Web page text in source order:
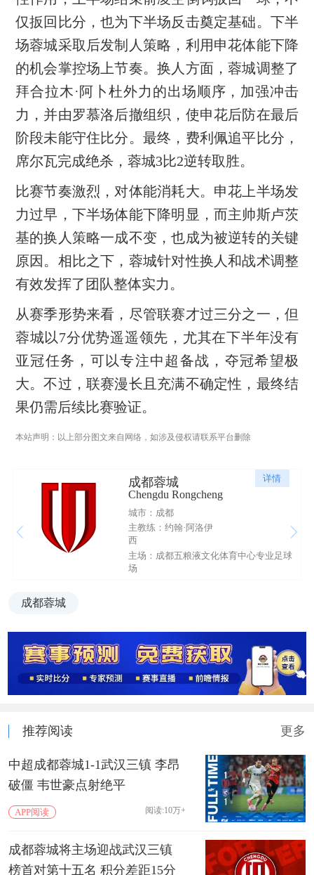
仅扳回比分，也为下半场反击奠定基础。下半
场蓉城采取后发制人策略，利用申花体能下降
的机会掌控场上节奏。换人方面，蓉城调整了
拜合拉木·阿卜杜外力的出场顺序，加强冲击
力，并由罗慕洛后撤组织，使申花后防在最后
阶段未能守住比分。最终，费利佩追平比分，
席尔瓦完成绝杀，蓉城3比2逆转取胜。
比赛节奏激烈，对体能消耗大。申花上半场发
力过早，下半场体能下降明显，而主帅斯卢茨
基的换人策略一成不变，也成为被逆转的关键
原因。相比之下，蓉城针对性换人和战术调整
有效发挥了团队整体实力。
从赛季形势来看，尽管联赛才过三分之一，但
蓉城以7分优势遥遥领先，尤其在下半年没有
亚冠任务，可以专注中超备战，夺冠希望极
大。不过，联赛漫长且充满不确定性，最终结
果仍需后续比赛验证。
本站声明：以上部分图文来自网络，如涉及侵权请联系平台删除
详情
成都蓉城
Chengdu Rongcheng
城市：成都
主教练：约翰·阿洛伊
西
主场：成都五粮液文化体育中心专业足球
场
成都蓉城
推荐阅读 更多
中超成都蓉城1-1武汉三镇 李昂
破僵 韦世豪点射绝平
APP阅读 阅读:10万+
成都蓉城将主场迎战武汉三镇
榜首对第十五名 积分差距15分